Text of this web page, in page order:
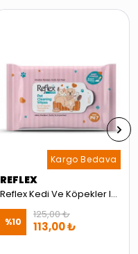
Kargo Bedava
REFLEX
Reflex Kedi Ve Köpekler Için Çok Amaçlı Hijyenik Temizleme Mendili 10'lu
%10
125,00 ₺
113,00 ₺